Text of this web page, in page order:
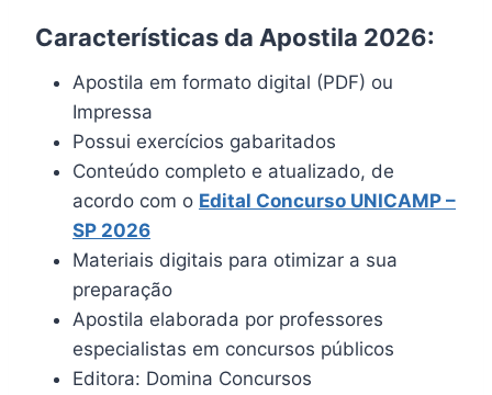
Características da Apostila 2026:
Apostila em formato digital (PDF) ou
Impressa
Possui exercícios gabaritados
Conteúdo completo e atualizado, de
acordo com o Edital Concurso UNICAMP –
SP 2026
Materiais digitais para otimizar a sua
preparação
Apostila elaborada por professores
especialistas em concursos públicos
Editora: Domina Concursos